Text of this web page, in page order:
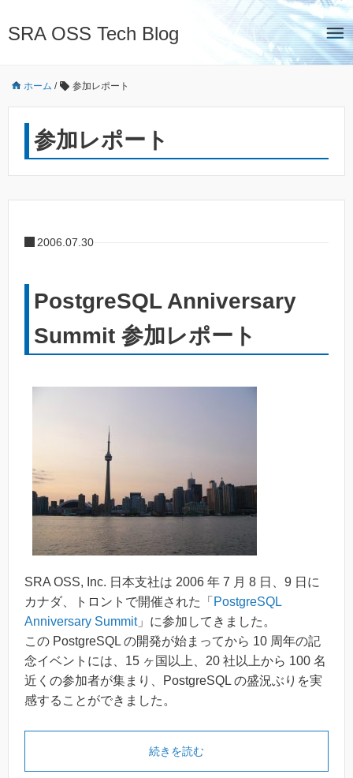
SRA OSS Tech Blog
ホーム / 参加レポート
参加レポート
2006.07.30
PostgreSQL Anniversary
Summit 参加レポート
SRA OSS, Inc. 日本支社は 2006 年 7 月 8 日、9 日に
カナダ、トロントで開催された「 PostgreSQL
Anniversary Summit」に参加してきました。
この PostgreSQL の開発が始まってから 10 周年の記
念イベントには、15 ヶ国以上、20 社以上から 100 名
近くの参加者が集まり、PostgreSQL の盛況ぶりを実
感することができました。
続きを読む